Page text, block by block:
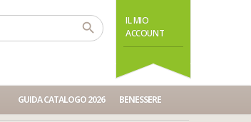
IL MIO
ACCOUNT
GUIDA CATALOGO 2026 BENESSERE